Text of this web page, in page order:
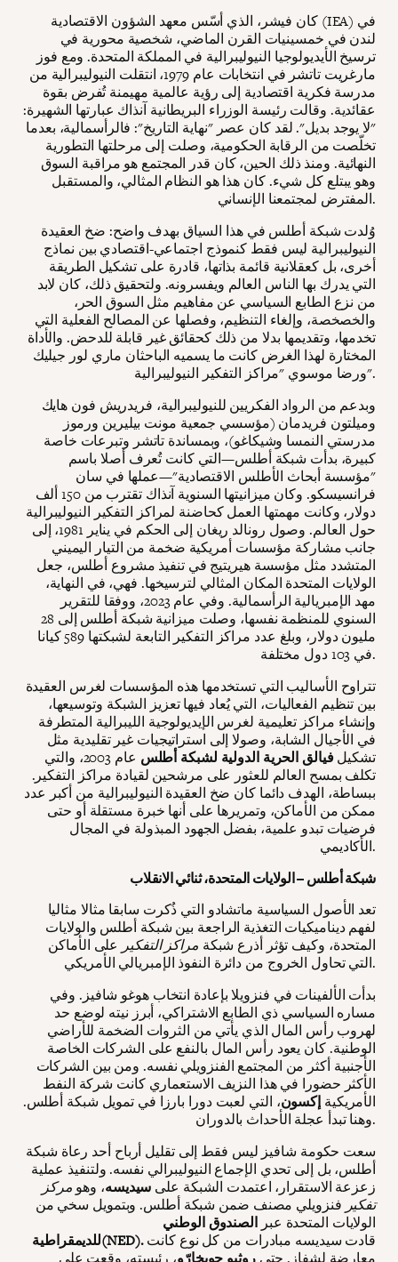
كان فيشر، الذي أسّس معهد الشؤون الاقتصادية (IEA) في
لندن في خمسينيات القرن الماضي، شخصية محورية في
ترسيخ الأيديولوجيا النيوليبرالية في المملكة المتحدة. ومع فوز
مارغريت تاتشر في انتخابات عام 1979، انتقلت النيوليبرالية من
مدرسة فكرية اقتصادية إلى رؤية عالمية مهيمنة تُفرض بقوة
عقائدية. وقالت رئيسة الوزراء البريطانية آنذاك عبارتها الشهيرة:
"لا يوجد بديل". لقد كان عصر "نهاية التاريخ": فالرأسمالية، بعدما
تخلّصت من الرقابة الحكومية، وصلت إلى مرحلتها التطورية
النهائية. ومنذ ذلك الحين، كان قدر المجتمع هو مراقبة السوق
وهو يبتلع كل شيء. كان هذا هو النظام المثالي، والمستقبل
المفترض لمجتمعنا الإنساني.
وُلدت شبكة أطلس في هذا السياق بهدف واضح: ضخ العقيدة
النيوليبرالية ليس فقط كنموذج اجتماعي-اقتصادي بين نماذج
أخرى، بل كعقلانية قائمة بذاتها، قادرة على تشكيل الطريقة
التي يدرك بها الناس العالم ويفسرونه. ولتحقيق ذلك، كان لابد
من نزع الطابع السياسي عن مفاهيم مثل السوق الحر،
والخصخصة، وإلغاء التنظيم، وفصلها عن المصالح الفعلية التي
تخدمها، وتقديمها بدلا من ذلك كحقائق غير قابلة للدحض. والأداة
المختارة لهذا الغرض كانت ما يسميه الباحثان ماري لور جيليك
ورضا موسوي "مراكز التفكير النيوليبرالية".
وبدعم من الرواد الفكريين للنيوليبرالية، فريدريش فون هايك
وميلتون فريدمان (مؤسسي جمعية مونت بيليرين ورموز
مدرستي النمسا وشيكاغو)، وبمساندة تاتشر وتبرعات خاصة
كبيرة، بدأت شبكة أطلس—التي كانت تُعرف أصلا باسم
"مؤسسة أبحاث الأطلس الاقتصادية"—عملها في سان
فرانسيسكو. وكان ميزانيتها السنوية آنذاك تقترب من 150 ألف
دولار، وكانت مهمتها العمل كحاضنة لمراكز التفكير النيوليبرالية
حول العالم. وصول رونالد ريغان إلى الحكم في يناير 1981، إلى
جانب مشاركة مؤسسات أمريكية ضخمة من التيار اليميني
المتشدد مثل مؤسسة هيريتيج في تنفيذ مشروع أطلس، جعل
الولايات المتحدة المكان المثالي لترسيخها. فهي، في النهاية،
مهد الإمبريالية الرأسمالية. وفي عام 2023، ووفقا للتقرير
السنوي للمنظمة نفسها، وصلت ميزانية شبكة أطلس إلى 28
مليون دولار، وبلغ عدد مراكز التفكير التابعة لشبكتها 589 كيانا
في 103 دول مختلفة.
تتراوح الأساليب التي تستخدمها هذه المؤسسات لغرس العقيدة
بين تنظيم الفعاليات، التي يُعاد فيها تعزيز الشبكة وتوسيعها،
وإنشاء مراكز تعليمية لغرس الإيديولوجية الليبرالية المتطرفة
في الأجيال الشابة، وصولا إلى استراتيجيات غير تقليدية مثل
تشكيلفيالق الحرية الدولية لشبكة أطلس
عام 2003، والتي
تكلف بمسح العالم للعثور على مرشحين لقيادة مراكز التفكير.
ببساطة، الهدف دائما كان ضخ العقيدة النيوليبرالية من أكبر عدد
ممكن من الأماكن، وتمريرها على أنها خبرة مستقلة أو حتى
فرضيات تبدو علمية، بفضل الجهود المبذولة في المجال
الأكاديمي.
شبكة أطلس – الولايات المتحدة، ثنائي الانقلاب
تعد الأصول السياسية ماتشادو التي ذُكرت سابقا مثالا مثاليا
لفهم ديناميكيات التغذية الراجعة بين شبكة أطلس والولايات
المتحدة، وكيف تؤثر أذرع شبكة مراكز التفكير على الأماكن
التي تحاول الخروج من دائرة النفوذ الإمبريالي الأمريكي.
بدأت الألفينات في فنزويلا بإعادة انتخاب هوغو شافيز. وفي
مساره السياسي ذي الطابع الاشتراكي، أبرز نيته لوضع حد
لهروب رأس المال الذي يأتي من الثروات الضخمة للأراضي
الوطنية. كان يعود رأس المال بالنفع على الشركات الخاصة
الأجنبية أكثر من المجتمع الفنزويلي نفسه. ومن بين الشركات
الأكثر حضورا في هذا النزيف الاستعماري كانت شركة النفط
الأمريكية إكسون، التي لعبت دورا بارزا في تمويل شبكة أطلس.
وهنا تبدأ عجلة الأحداث بالدوران.
سعت حكومة شافيز ليس فقط إلى تقليل أرباح أحد رعاة شبكة
أطلس، بل إلى تحدي الإجماع النيوليبرالي نفسه. ولتنفيذ عملية
زعزعة الاستقرار، اعتمدت الشبكة على سيديسه، وهو مركز
تفكير فنزويلي مصنف ضمن شبكة أطلس. وبتمويل سخي من
الولايات المتحدة عبر الصندوق الوطني
للديمقراطية(NED).قادت سيديسه مبادرات من كل نوع كانت